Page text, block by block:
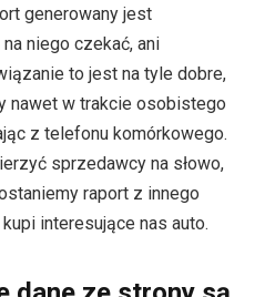
generowany jest
niego czekać, ani
to jest na tyle dobre,
nawet w trakcie osobistego
z telefonu komórkowego.
sprzedawcy na słowo,
raport z innego
interesujące nas auto.